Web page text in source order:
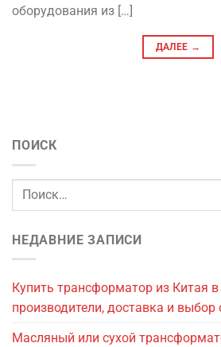
оборудования из […]
ДАЛЕЕ →
ПОИСК
НЕДАВНИЕ ЗАПИСИ
Купить трансформатор из Китая
производители, доставка и выбор
Масляный или сухой